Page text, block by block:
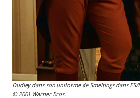
Dudley dans son uniforme de Smeltings dans ES/f
© 2001 Warner Bros.